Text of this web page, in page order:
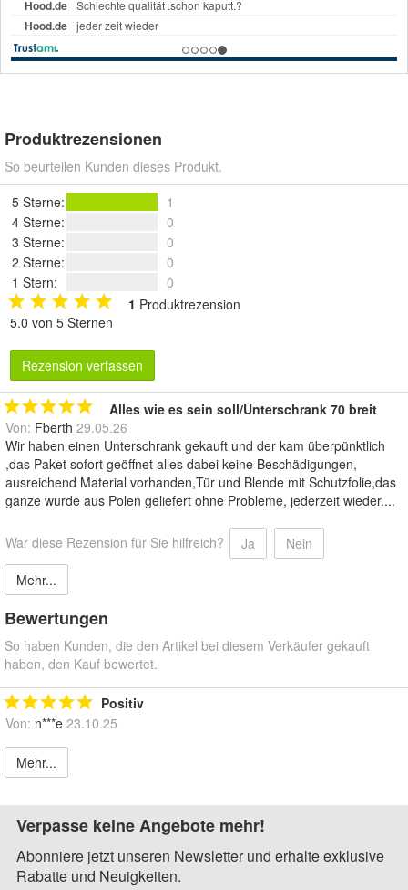
Produktrezensionen
So beurteilen Kunden dieses Produkt.
5 Sterne:
1
4 Sterne:
0
3 Sterne:
0
2 Sterne:
0
1 Stern:
0
1 Produktrezension
5.0 von 5 Sternen
Rezension verfassen
Alles wie es sein soll/Unterschrank 70 breit
Von: Fberth 29.05.26
Wir haben einen Unterschrank gekauft und der kam überpünktlich
,das Paket sofort geöffnet alles dabei keine Beschädigungen,
ausreichend Material vorhanden,Tür und Blende mit Schutzfolie,das
ganze wurde aus Polen geliefert ohne Probleme, jederzeit wieder....
War diese Rezension für Sie hilfreich? Ja
Nein
Mehr...
Bewertungen
So haben Kunden, die den Artikel bei diesem Verkäufer gekauft
haben, den Kauf bewertet.
Positiv
Von: n***e 23.10.25
Mehr...
Verpasse keine Angebote mehr!
Abonniere jetzt unseren Newsletter und erhalte exklusive
Rabatte und Neuigkeiten.